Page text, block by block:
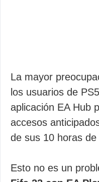
La mayor
los usuarios de
aplicación EA Hub
accesos
de sus 10 horas de
Esto no es un